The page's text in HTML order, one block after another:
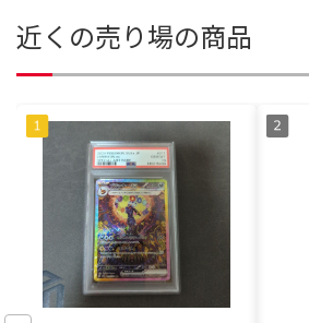
近くの売り場の商品